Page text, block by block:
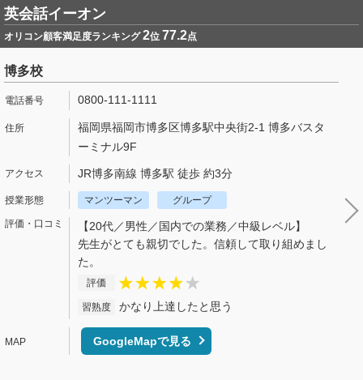
英会話イーオン
オリコン顧客満足度ランキング2位 77.2点
博多校
0800-111-1111
福岡県福岡市博多区博多駅中央街2-1 博多バスタ
ーミナル9F
JR博多南線 博多駅 徒歩 約3分
マンツーマン グループ
【20代／男性／国内での業務／中級レベル】
先生がとても親切でした。信頼して取り組めまし
た。
評価
習熟度 かなり上達したと思う
GoogleMapで見る